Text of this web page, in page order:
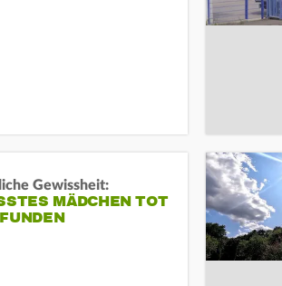
Gewissheit:
MÄDCHEN TOT